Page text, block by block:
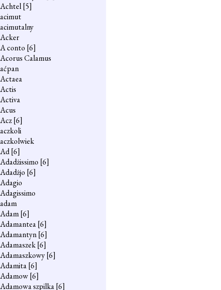
Achtel[5]
acimut
acimutalny
Acker
A conto [6]
Acorus Calamus
aćpan
Actaea
Actis
Activa
Acus
Acz[6]
aczkoli
aczkolwiek
Ad[6]
Adadżissimo [6]
Adadżjo [6]
Adagio
Adagissimo
adam
Adam[6]
Adamantea[6]
Adamantyn[6]
Adamaszek[6]
Adamaszkowy[6]
Adamita[6]
Adamow[6]
Adamowa szpilka[6]